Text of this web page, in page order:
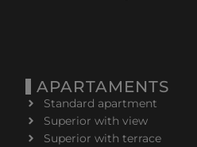
APARTAMENTS
Standard apartment
Superior with view
Superior with terrace